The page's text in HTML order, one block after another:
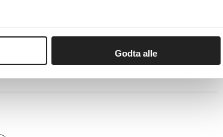
Godta alle